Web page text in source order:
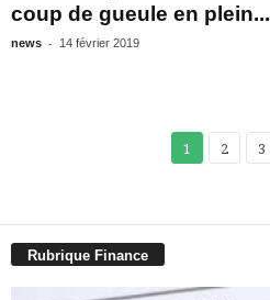
coup de gueule en plein...
news - 14 février 2019
1 2 3
Rubrique Finance